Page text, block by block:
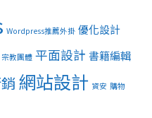
Wordpress推薦外掛 優化設計
宗教團體 平面設計 書籍編輯
網站設計 資安 購物